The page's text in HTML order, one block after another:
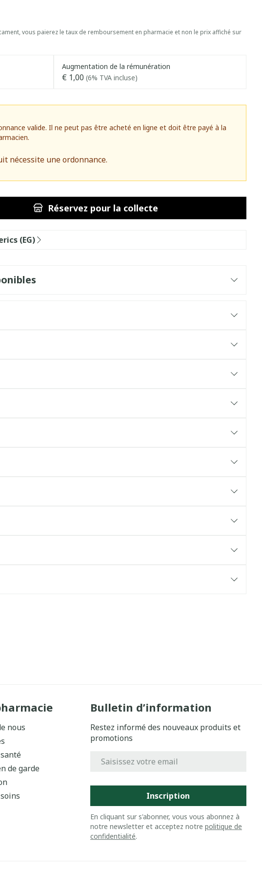
vous paierez le taux de remboursement en pharmacie et non le prix affiché sur
Augmentation de la rémunération
€ 1,00 (6% TVA incluse)
valide. Il ne peut pas être acheté en ligne et doit être payé à la
nécessite une ordonnance.
Réservez pour la collecte
(EG)
nous
de garde
Bulletin d’information
Restez informé des nouveaux produits et
promotions
Inscription
En cliquant sur s'abonner, vous vous abonnez à
notre newsletter et acceptez notre politique de
confidentialité.